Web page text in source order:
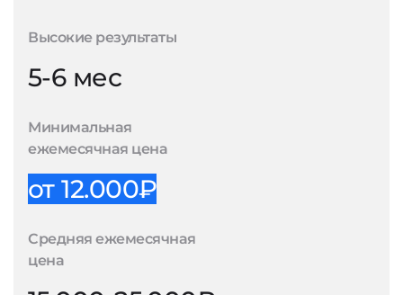
Высокие результаты
5-6 мес
Минимальная
ежемесячная цена
от 12.000₽
Средняя ежемесячная
цена